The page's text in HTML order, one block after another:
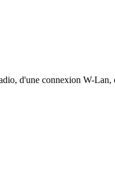
d'une connexion W-